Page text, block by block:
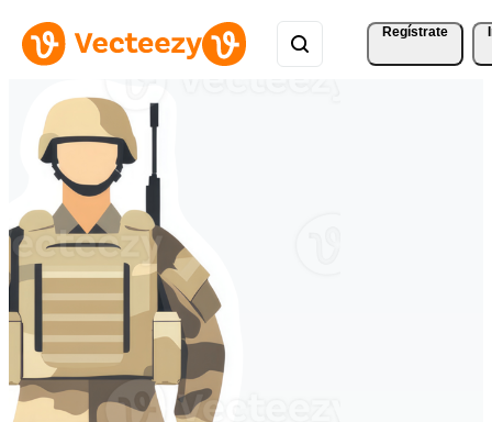
Regístrate